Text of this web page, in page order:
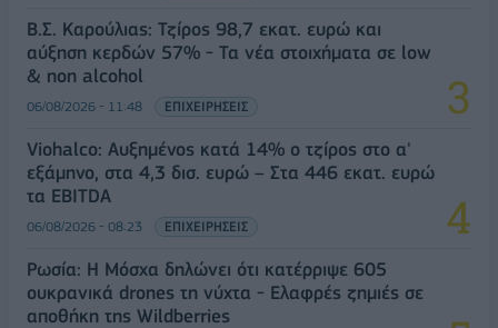
Β.Σ. Καρούλιας: Τζίρος 98,7 εκατ. ευρώ και
αύξηση κερδών 57% - Τα νέα στοιχήματα σε low
& non alcohol
06/08/2026 - 11:48 ΕΠΙΧΕΙΡΗΣΕΙΣ
Viohalco: Αυξημένος κατά 14% ο τζίρος στο α'
εξάμηνο, στα 4,3 δισ. ευρώ – Στα 446 εκατ. ευρώ
τα EBITDA
06/08/2026 - 08:23 ΕΠΙΧΕΙΡΗΣΕΙΣ
Ρωσία: Η Μόσχα δηλώνει ότι κατέρριψε 605
ουκρανικά drones τη νύχτα - Ελαφρές ζημιές σε
αποθήκη της Wildberries